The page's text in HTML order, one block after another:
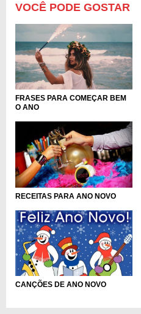
VOCÊ PODE GOSTAR
FRASES PARA COMEÇAR BEM
O ANO
RECEITAS PARA ANO NOVO
CANÇÕES DE ANO NOVO